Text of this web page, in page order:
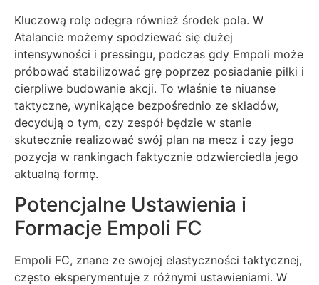
Kluczową rolę odegra również środek pola. W
Atalancie możemy spodziewać się dużej
intensywności i pressingu, podczas gdy Empoli może
próbować stabilizować grę poprzez posiadanie piłki i
cierpliwe budowanie akcji. To właśnie te niuanse
taktyczne, wynikające bezpośrednio ze składów,
decydują o tym, czy zespół będzie w stanie
skutecznie realizować swój plan na mecz i czy jego
pozycja w rankingach faktycznie odzwierciedla jego
aktualną formę.
Potencjalne Ustawienia i
Formacje Empoli FC
Empoli FC, znane ze swojej elastyczności taktycznej,
często eksperymentuje z różnymi ustawieniami. W